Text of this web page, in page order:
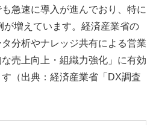
急速に導入が進んでおり、特に
が増えています。経済産業省の
分析やナレッジ共有による営業
売上向上・組織力強化」に有効
（出典：経済産業省「DX調査